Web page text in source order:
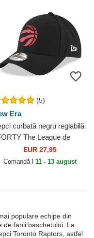
(5)
Era
curbată negru reglabilă
The League de
Raptors NBA de New
EUR 27,95
Comandă-l 11 - 13 august
populare echipe din
de fanii baschetului. La
Toronto Raptors, astfel